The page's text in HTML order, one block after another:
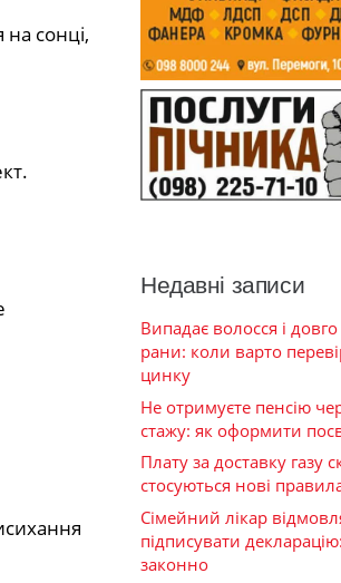
сонці,
Недавні записи
Випадає волосся і
рани: коли варто
цинку
Не отримуєте пенсію
стажу: як оформити
Плату за доставку газу
стосуються нові
Сімейний лікар
підписувати
законно